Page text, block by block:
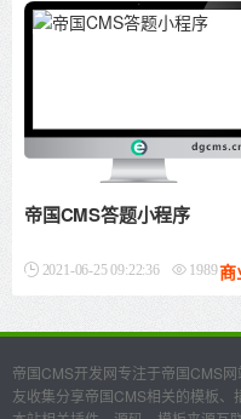
帝国CMS答题小程序
2021-06-25 09:22:36 1989商
帝国CMS开发网专注于帝国CMS
友收集分享帝国CMS相关的模板、